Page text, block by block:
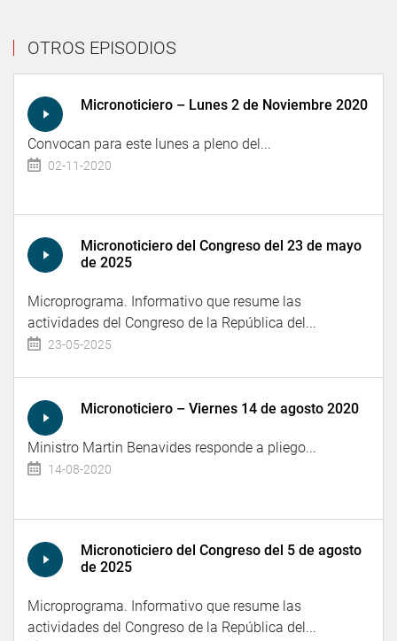
OTROS EPISODIOS
Micronoticiero – Lunes 2 de Noviembre 2020
Convocan para este lunes a pleno del...
02-11-2020
Micronoticiero del Congreso del 23 de mayo
de 2025
Microprograma. Informativo que resume las
actividades del Congreso de la República del...
23-05-2025
Micronoticiero – Viernes 14 de agosto 2020
Ministro Martin Benavides responde a pliego...
14-08-2020
Micronoticiero del Congreso del 5 de agosto
de 2025
Microprograma. Informativo que resume las
actividades del Congreso de la República del...